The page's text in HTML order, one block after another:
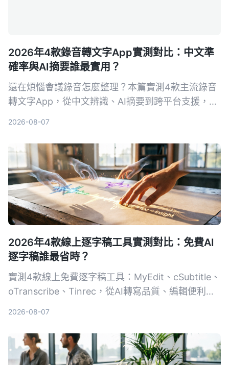
2026年4款錄音轉文字App實測對比：中文準
確率與AI摘要誰最實用？
還在煩惱會議錄音怎麼整理？本篇實測4款主流錄音
轉文字App，從中文辨識、AI摘要到跨平台支援，幫
2026-08-07
2026年4款線上逐字稿工具實測對比：免費AI
逐字稿誰最省時？
實測4款線上免費逐字稿工具：MyEdit、cSubtitle、
oTranscribe、Tinrec，從AI轉寫品質、編輯便利
2026-08-07